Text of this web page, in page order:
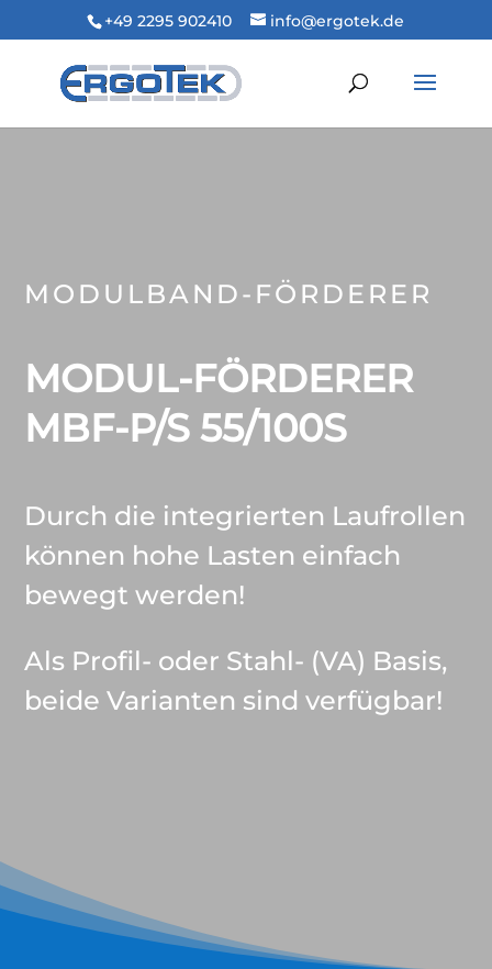
+49 2295 902410 info@ergotek.de
MODULBAND-FÖRDERER
MODUL-FÖRDERER
MBF-P/S 55/100S
Durch die integrierten Laufrollen
können hohe Lasten einfach
bewegt werden!
Als Profil- oder Stahl- (VA) Basis,
beide Varianten sind verfügbar!